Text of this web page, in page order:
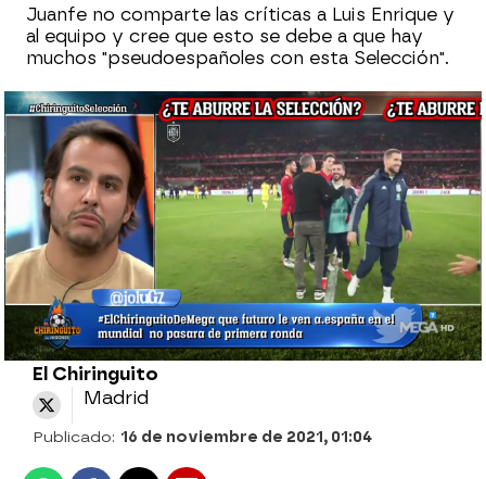
Juanfe no comparte las críticas a Luis Enrique y
al equipo y cree que esto se debe a que hay
muchos "pseudoespañoles con esta Selección".
El tertuliano ha afirmado que muchas de
las críticas que está recibiendo Luis
Enrique está motivada por rencores del
pasado y no por su labor como
seleccionador
El Chiringuito
Madrid
Publicado: 16 de noviembre de 2021, 01:04